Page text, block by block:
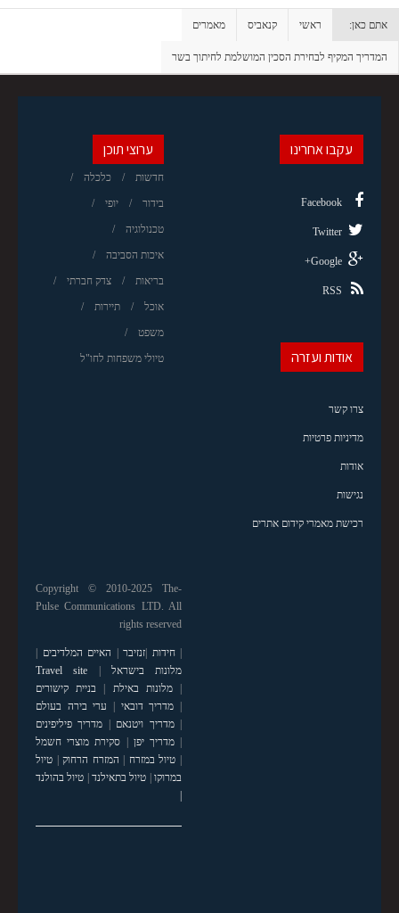
אתם כאן: ראשי קנאביס מאמרים
המדריך המקיף לבחירת הסכין המושלמת לחיתוך בשר
ערוצי תוכן
חדשות כלכלה
בידור יופי
טכנולוגיה
איכות הסביבה
בריאות צדק חברתי
אוכל תיירות
משפט
טיולי משפחות לחו"ל
עקבו אחרינו
Facebook
Twitter
Google+
RSS
אודות ועזרה
צרו קשר
מדיניות פרטיות
אודות
נגישות
רכישת מאמרי קידום אתרים
Copyright © 2010-2025 The-
Pulse Communications LTD. All
rights reserved
|חידות זנזיבר האיים המלדיבים
מלונות בישראל
Travel site
|מלונות באילת
בניית קישורים
מדריך דובאי
ערי בירה בעולם
|מדריך ויטנאם
מדריך פיליפינים
|מדריך יפן
סקירת מוצרי חשמל
טיול במזרח המזרח הרחוק| טיול
במרוקו| טיול בתאילנד| טיול בהולנד